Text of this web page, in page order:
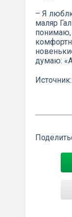
– Я
маляр
понимаю,
думаю:
Источник: